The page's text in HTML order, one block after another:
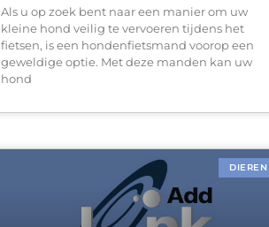
Als u op zoek bent naar een manier om uw
kleine hond veilig te vervoeren tijdens het
fietsen, is een hondenfietsmand voorop een
geweldige optie. Met deze manden kan uw
hond
DIEREN